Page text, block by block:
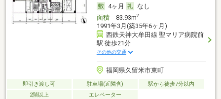
4ヶ月
なし
面積83.93m2
1991年3月(築35年6ヶ月)
西鉄天神大牟田線 聖マリア病院前
駅 徒歩21分
その他の交通
福岡県久留米市東町
即引き渡し可 駐車場(近隣含)
駅から徒歩7分以内
2階以上
エレベーター